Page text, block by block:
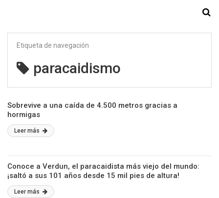
Etiqueta de navegación
paracaidismo
Sobrevive a una caída de 4.500 metros gracias a
hormigas
Leer más
Conoce a Verdun, el paracaidista más viejo del mundo:
¡saltó a sus 101 años desde 15 mil pies de altura!
Leer más